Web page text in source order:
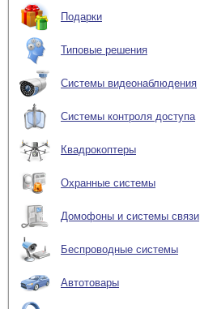
Подарки
Типовые решения
Системы видеонаблюдения
Системы контроля доступа
Квадрокоптеры
Охранные системы
Домофоны и системы связи
Беспроводные системы
Автотовары